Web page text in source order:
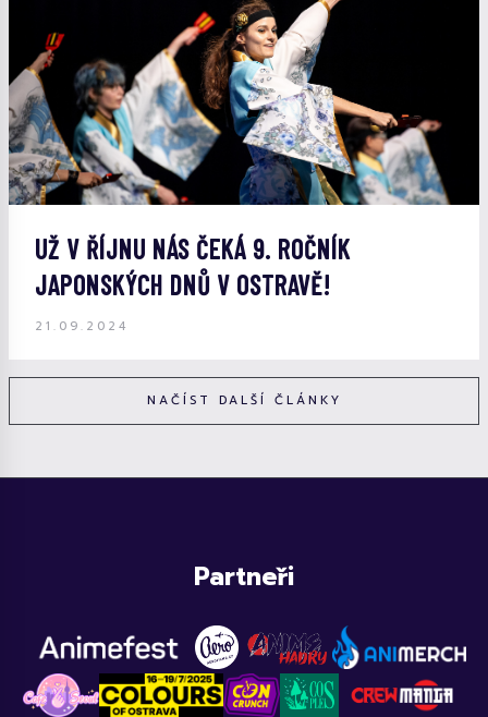
UŽ V ŘÍJNU NÁS ČEKÁ 9. ROČNÍK
JAPONSKÝCH DNŮ V OSTRAVĚ!
21.09.2024
NAČÍST DALŠÍ ČLÁNKY
Partneři